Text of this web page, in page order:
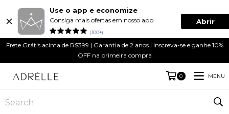
Use o app e economize
Consiga mais ofertas em nosso app
(100+)
Abrir
Frete Grátis acima de R$399 | Garantia de 2 anos | Inscreva-se e ganhe 10%
OFF na primeira compra
0 MENU